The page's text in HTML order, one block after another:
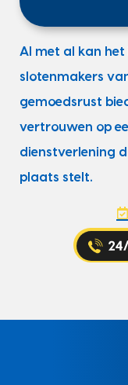
Al met al kan het
slotenmakers
gemoedsrust
vertrouwen op
dienstverlening
plaats stelt.